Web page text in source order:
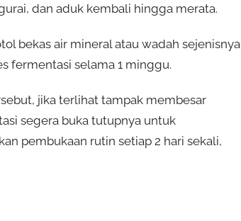
dan aduk kembali hingga merata.
bekas air mineral atau wadah sejenisnya
fermentasi selama 1 minggu.
jika terlihat tampak membesar
segera buka tutupnya untuk
pembukaan rutin setiap 2 hari sekali,